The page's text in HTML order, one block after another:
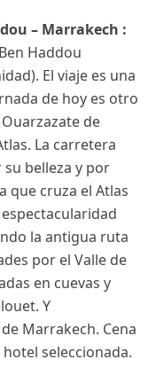
– Marrakech :
Haddou
El viaje es una
de hoy es otro
de
La carretera
belleza y por
que cruza el Atlas
la antigua ruta
por el Valle de
en cuevas y
Y
Marrakech. Cena
seleccionada.